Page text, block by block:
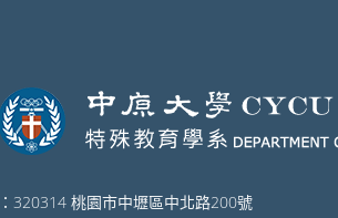
320314 桃園市中壢區中北路200號